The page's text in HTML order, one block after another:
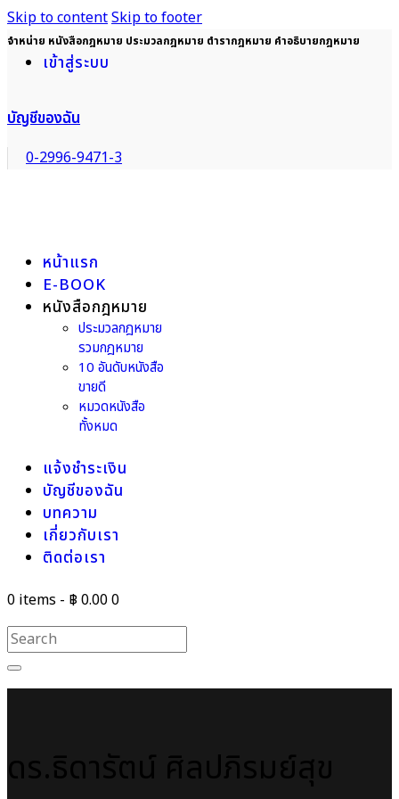
Skip to contentSkip to footer
จำหน่าย หนังสือกฎหมาย ประมวลกฎหมาย ตำรากฎหมาย คำอธิบายกฎหมาย
เข้าสู่ระบบ
บัญชีของฉัน
0-2996-9471-3
หน้าแรก
E-BOOK
หนังสือกฎหมาย
ประมวลกฎหมาย
รวมกฎหมาย
10 อันดับหนังสือ
ขายดี
หมวดหนังสือ
ทั้งหมด
แจ้งชำระเงิน
บัญชีของฉัน
บทความ
เกี่ยวกับเรา
ติดต่อเรา
0 items - ฿ 0.000